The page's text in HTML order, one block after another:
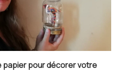
papier pour décorer votre